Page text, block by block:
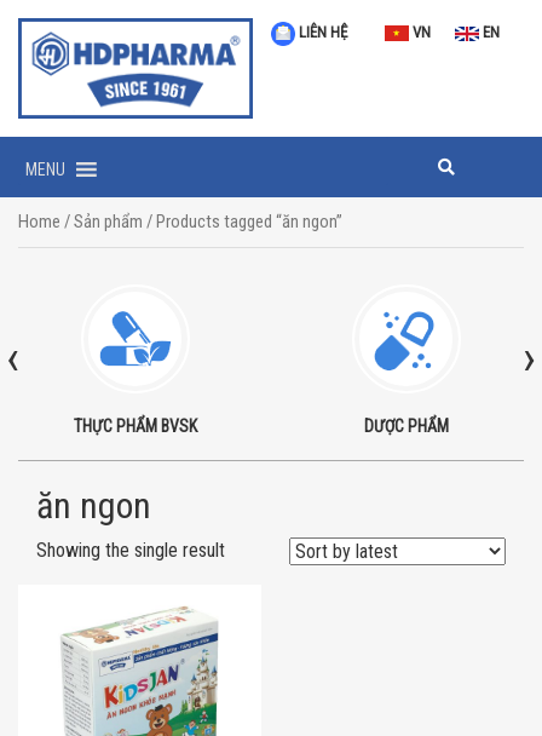
LIÊN HỆ VN EN
MENU
Home /Sản phẩm / Products tagged “ăn ngon”
THỰC PHẨM BVSK DƯỢC PHẨM
‹ ›
ăn ngon
Showing the single result